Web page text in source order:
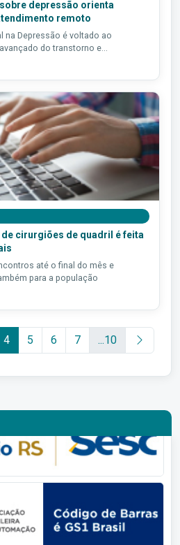
depressão orienta
remoto
na Depressão é voltado ao
do transtorno e...
cirurgiões de quadril é feita
até o final do mês e
para a população
4 5 6 7 ...10